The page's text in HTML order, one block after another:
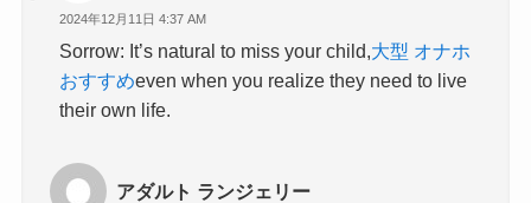
2024年12月11日 4:37 AM
Sorrow: It’s natural to miss your child,大型 オナホ
おすすめeven when you realize they need to live
their own life.
アダルト ランジェリー